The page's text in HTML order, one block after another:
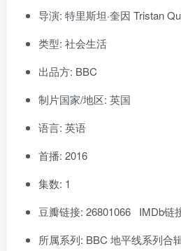
导演: 特里斯坦·奎因 Tristan
类型: 社会生活
出品方: BBC
制片国家/地区: 英国
语言: 英语
首播: 2016
集数: 1
豆瓣链接: 26801066 IMDb链
所属系列: BBC 地平线系列合